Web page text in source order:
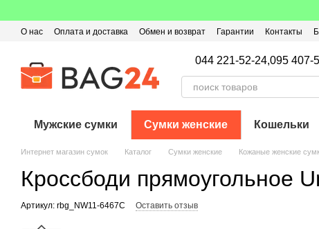
О нас Оплата и доставка Обмен и возврат Гарантии Контакты
044 221-52-24,095 407-
Мужские сумки Сумки женские Кошельки
Интернет магазин сумок Каталог Сумки женские Кожаные женские
Кроссбоди прямоугольное
Артикул: rbg_NW11-6467C Оставить отзыв